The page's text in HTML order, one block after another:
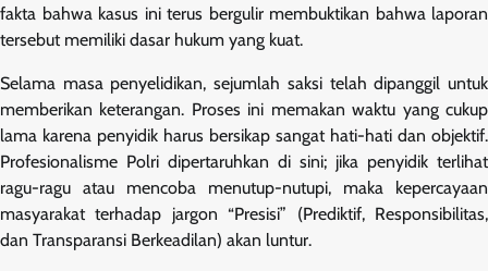
fakta bahwa kasus ini terus bergulir membuktikan bahwa laporan
tersebut memiliki dasar hukum yang kuat.
Selama masa penyelidikan, sejumlah saksi telah dipanggil untuk
memberikan keterangan. Proses ini memakan waktu yang cukup
lama karena penyidik harus bersikap sangat hati-hati dan objektif.
Profesionalisme Polri dipertaruhkan di sini; jika penyidik terlihat
ragu-ragu atau mencoba menutup-nutupi, maka kepercayaan
masyarakat terhadap jargon “Presisi” (Prediktif, Responsibilitas,
dan Transparansi Berkeadilan) akan luntur.